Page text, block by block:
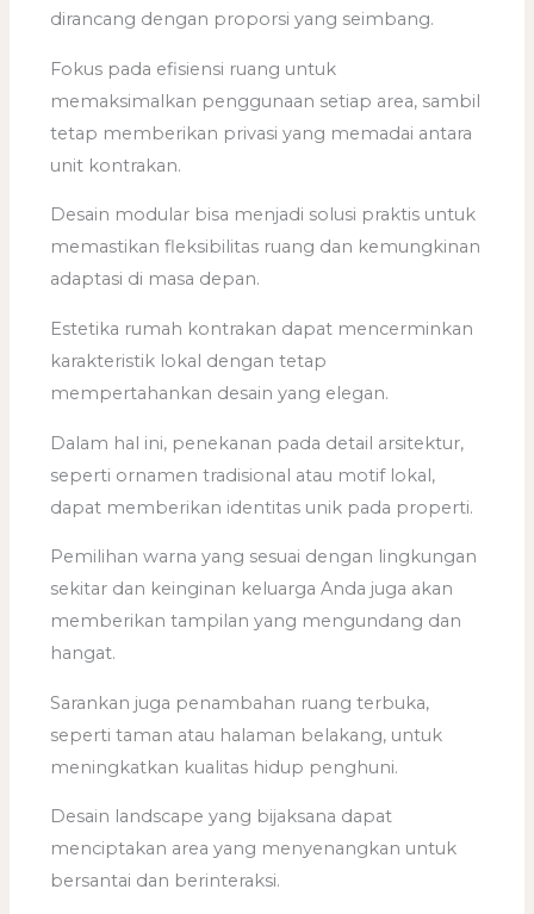
dirancang dengan proporsi yang seimbang.
Fokus pada efisiensi ruang untuk
memaksimalkan penggunaan setiap area, sambil
tetap memberikan privasi yang memadai antara
unit kontrakan.
Desain modular bisa menjadi solusi praktis untuk
memastikan fleksibilitas ruang dan kemungkinan
adaptasi di masa depan.
Estetika rumah kontrakan dapat mencerminkan
karakteristik lokal dengan tetap
mempertahankan desain yang elegan.
Dalam hal ini, penekanan pada detail arsitektur,
seperti ornamen tradisional atau motif lokal,
dapat memberikan identitas unik pada properti.
Pemilihan warna yang sesuai dengan lingkungan
sekitar dan keinginan keluarga Anda juga akan
memberikan tampilan yang mengundang dan
hangat.
Sarankan juga penambahan ruang terbuka,
seperti taman atau halaman belakang, untuk
meningkatkan kualitas hidup penghuni.
Desain landscape yang bijaksana dapat
menciptakan area yang menyenangkan untuk
bersantai dan berinteraksi.